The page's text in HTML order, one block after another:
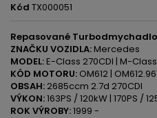
Kód TX000051
Repasované
ZNAČKU VOZIDLA:Mercedes
MODEL:E-Class 270CDI | M-Class
KÓD MOTORU: OM612 |
OBSAH: 2685ccm 2.7d 270CDI
VÝKON:163PS / 120kW | 170PS /
ROK VÝROBY:1999 -